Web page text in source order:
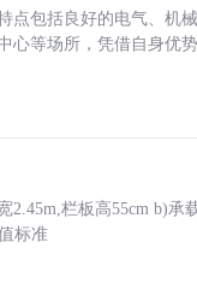
点包括良好的电气、机
心等场所，凭借自身优
栏板高55cm b)承
标准